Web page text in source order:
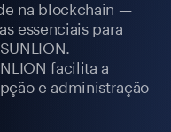
na blockchain —
essenciais para
facilita a
e administração